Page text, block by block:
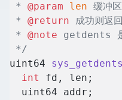
* @param len 缓冲
* @return 成功则返
* @note getdents 是
*/
uint64 sys_getdents
  int
fd, len;
  uint64 addr;